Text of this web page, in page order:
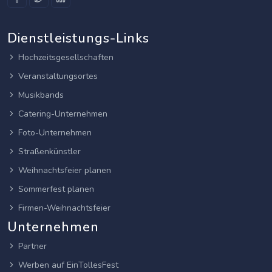
Dienstleistungs-Links
Hochzeitsgesellschaften
Veranstaltungsortes
Musikbands
Catering-Unternehmen
Foto-Unternehmen
Straßenkünstler
Weihnachtsfeier planen
Sommerfest planen
Firmen-Weihnachtsfeier
Unternehmen
Partner
Werben auf EinTollesFest